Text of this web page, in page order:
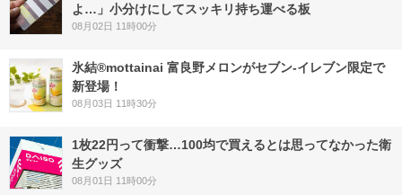
よ…」小分けにしてスッキリ持ち運べる板
08月02日 11時00分
氷結®mottainai 富良野メロンがセブン‐イレブン限定で
新登場！
08月03日 11時30分
1枚22円って衝撃…100均で買えるとは思ってなかった衛
生グッズ
08月01日 11時00分